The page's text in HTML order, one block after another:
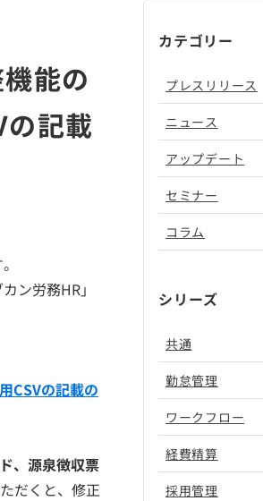
能の
記載
ン労務HR」
CSVの記載の
、源泉徴収票
だくと、修正
カテゴリー
プレスリリース
ニュース
アップデート
セミナー
コラム
シリーズ
共通
勤怠管理
ワークフロー
経費精算
採用管理